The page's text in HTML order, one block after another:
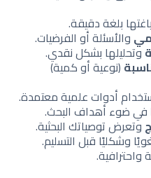
بلغة دقيقة.
والأسئلة أو الفرضيات.
وتحليلها بشكل نقدي.
(نوعية أو كمية)
أدوات علمية معتمدة.
ضوء أهداف البحث.
وتعرض توصياتك البحثية.
وشكليًا قبل التسليم.